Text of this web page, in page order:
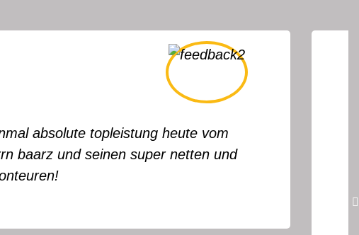
diese Woche abends einen Rohrbruch im
Notdienst war sehr schnell da und hat uns
Kompetente Beratung, saubere Arbeit und sehr